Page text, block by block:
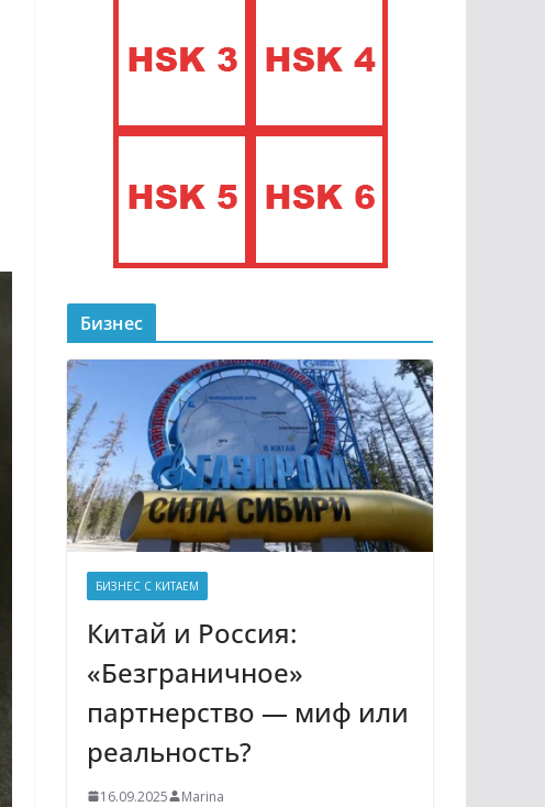
Бизнес
БИЗНЕС С КИТАЕМ
Китай и Россия:
«Безграничное»
партнерство — миф или
реальность?
16.09.2025 Marina